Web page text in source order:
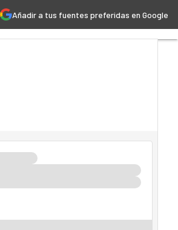
Añadir a tus fuentes preferidas en Google